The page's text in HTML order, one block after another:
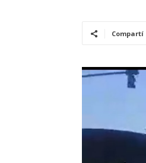
Compartí